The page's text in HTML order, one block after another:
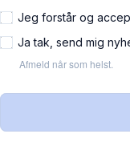
Jeg forstår og
Ja tak, send mig
Afmeld når som helst.